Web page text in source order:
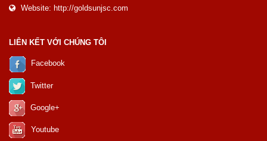
Website: http://goldsunjsc.com
LIÊN KẾT VỚI CHÚNG TÔI
Facebook
Twitter
Google+
Youtube